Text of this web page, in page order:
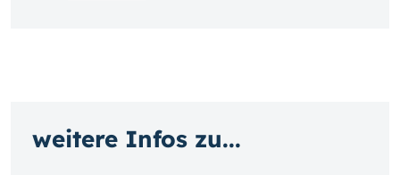
weitere Infos zu...